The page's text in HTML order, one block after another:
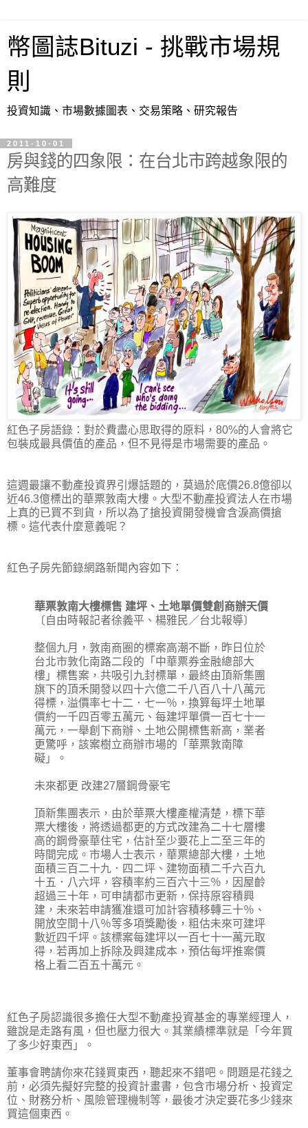
幣圖誌Bituzi - 挑戰市場規
則
投資知識、市場數據圖表、交易策略、研究報告
2011-10-01
房與錢的四象限：在台北市跨越象限的
高難度
紅色子房語錄：對於費盡心思取得的原料，80%的人會將它
包裝成最具價值的產品，但不見得是市場需要的產品。
這週最讓不動產投資界引爆話題的，莫過於底價26.8億卻以
近46.3億標出的華票敦南大樓。大型不動產投資法人在市場
上真的已買不到貨，所以為了搶投資開發機會含淚高價搶
標。這代表什麼意義呢？
紅色子房先節錄網路新聞內容如下：
華票敦南大樓標售 建坪、土地單價雙創商辦天價
〔自由時報記者徐義平、楊雅民／台北報導〕
整個九月，敦南商圈的標案高潮不斷，昨日位於
台北市敦化南路二段的「中華票券金融總部大
樓」標售案，共吸引九封標單，最終由頂新集團
旗下的頂禾開發以四十六億二千八百八十八萬元
得標，溢價率七十二．七一％，換算每坪土地單
價約一千四百零五萬元、每建坪單價一百七十一
萬元，一舉創下商辦、土地公開標售新高，業者
更驚呼，該案樹立商辦市場的「華票敦南障
礙」。
未來都更 改建27層鋼骨豪宅
頂新集團表示，由於華票大樓產權清楚，標下華
票大樓後，將透過都更的方式改建為二十七層樓
高的鋼骨豪華住宅，估計至少要花上二至三年的
時間完成。市場人士表示，華票總部大樓，土地
面積三百二十九．四二坪、建物面積二千六百九
十五．八六坪，容積率約三百六十三％，因屋齡
超過三十年，可申請都市更新，保持原容積興
建，未來若申請獲准還可加計容積移轉三十％、
開放空間十八％等多項獎勵後，粗估未來可建坪
數近四千坪。該標案每建坪以一百七十一萬元取
得，若再加上拆除及興建成本，預估每坪推案價
格上看二百五十萬元。
紅色子房認識很多擔任大型不動產投資基金的專業經理人，
雖說是走路有風，但也壓力很大。其業績標準就是「今年買
了多少好東西」。
董事會聘請你來花錢買東西，聽起來不錯吧。問題是花錢之
前，必須先擬好完整的投資計畫書，包含市場分析、投資定
位、財務分析、風險管理機制等，最後才決定要花多少錢來
買這個東西。